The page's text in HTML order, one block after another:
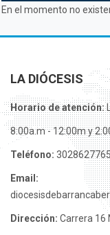
En el momento no
LA DIÓCESIS
Horario de atención:
8:00a.m - 12:00m y
Teléfono: 3028627765
Email:
Dirección: Carrera 16